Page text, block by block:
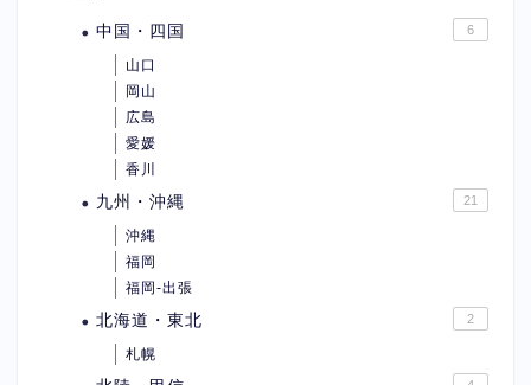
中国・四国 6
山口
岡山
広島
愛媛
香川
九州・沖縄 21
沖縄
福岡
福岡-出張
北海道・東北 2
札幌